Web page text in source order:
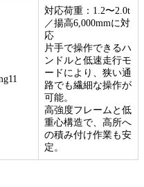
対応荷重：1.2〜2.0t
／揚高6,000mmに対
応
片手で操作できるハ
ンドルと低速走行モ
ードにより、狭い通
路でも繊細な操作が
可能。
高強度フレームと低
重心構造で、高所へ
の積み付け作業も安
定。